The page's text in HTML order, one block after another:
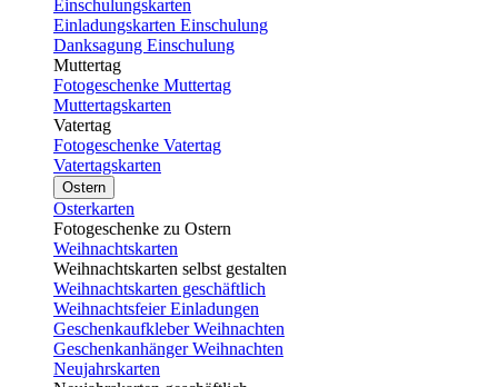
Einschulungskarten
Einladungskarten Einschulung
Danksagung Einschulung
Muttertag
Fotogeschenke Muttertag
Muttertagskarten
Vatertag
Fotogeschenke Vatertag
Vatertagskarten
Ostern
Osterkarten
Fotogeschenke zu Ostern
Weihnachtskarten
Weihnachtskarten selbst gestalten
Weihnachtskarten geschäftlich
Weihnachtsfeier Einladungen
Geschenkaufkleber Weihnachten
Geschenkanhänger Weihnachten
Neujahrskarten